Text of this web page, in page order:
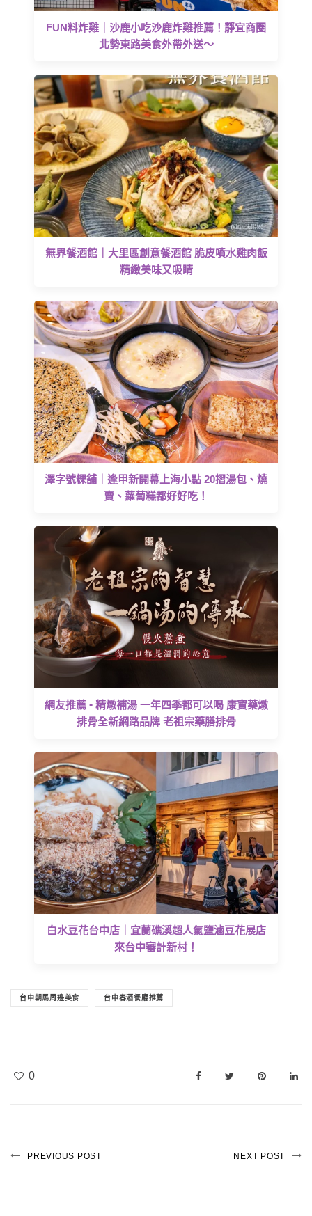
FUN料炸雞｜沙鹿小吃沙鹿炸雞推薦！靜宜商圈
北勢東路美食外帶外送～
無界餐酒館｜大里區創意餐酒館 脆皮噴水雞肉飯
精緻美味又吸睛
澤字號粿舖｜逢甲新開幕上海小點 20摺湯包、燒
賣、蘿蔔糕都好好吃！
網友推薦 • 精燉補湯 一年四季都可以喝 康寶藥燉
排骨全新網路品牌 老祖宗藥膳排骨
白水豆花台中店｜宜蘭礁溪超人氣鹽滷豆花展店
來台中審計新村！
台中朝馬周邊美食 台中春酒餐廳推薦
0
PREVIOUS POST NEXT POST